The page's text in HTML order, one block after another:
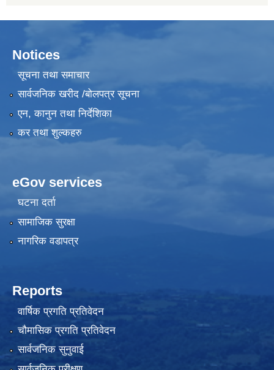
Notices
सूचना तथा समाचार
सार्वजनिक खरीद /बोलपत्र सूचना
एन, कानुन तथा निर्देशिका
कर तथा शुल्कहरु
eGov services
घटना दर्ता
सामाजिक सुरक्षा
नागरिक वडापत्र
Reports
वार्षिक प्रगति प्रतिवेदन
चौमासिक प्रगति प्रतिवेदन
सार्वजनिक सुनुवाई